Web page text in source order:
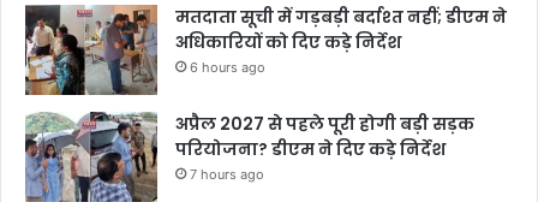
मतदाता सूची में गड़बड़ी बर्दाश्त नहीं; डीएम ने
अधिकारियों को दिए कड़े निर्देश
6 hours ago
अप्रैल 2027 से पहले पूरी होगी बड़ी सड़क
परियोजना? डीएम ने दिए कड़े निर्देश
7 hours ago